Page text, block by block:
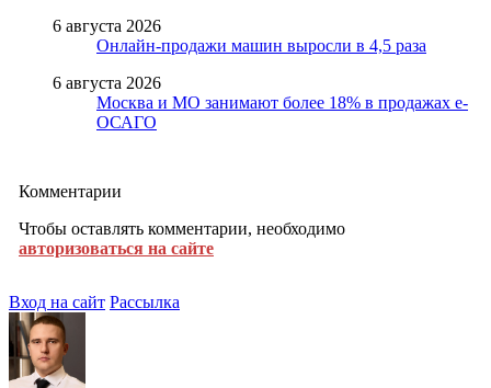
6 августа 2026
Онлайн-продажи машин выросли в 4,5 раза
6 августа 2026
Москва и МО занимают более 18% в продажах е-
ОСАГО
Комментарии
Чтобы оставлять комментарии, необходимо
авторизоваться на сайте
Вход на сайт Рассылка